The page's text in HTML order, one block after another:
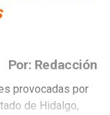
Por: Redacción
provocadas por
de Hidalgo,